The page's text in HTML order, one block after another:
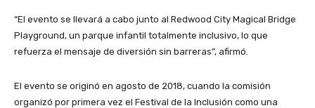
“El evento se llevará a cabo junto al Redwood City Magical Bridge
Playground, un parque infantil totalmente inclusivo, lo que
refuerza el mensaje de diversión sin barreras”, afirmó.
El evento se originó en agosto de 2018, cuando la comisión
organizó por primera vez el Festival de la Inclusión como una